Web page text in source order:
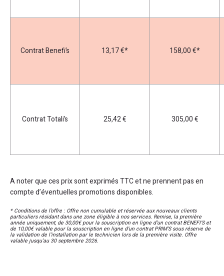
Contrat Benefi’s 13,17 €* 158,00 €*
Contrat Totali’s 25,42 € 305,00 €
A noter que ces prix sont exprimés TTC et ne prennent pas en
compte d’éventuelles promotions disponibles.
* Conditions de l’offre : Offre non cumulable et réservée aux nouveaux clients
particuliers résidant dans une zone éligible à nos services. Remise, la première
année uniquement, de 30,00€ pour la souscription en ligne d’un contrat BENEFI’S et
de 10,00€ valable pour la souscription en ligne d’un contrat PRIM’S sous réserve de
la validation de l’installation par le technicien lors de la première visite. Offre
valable jusqu’au 30 septembre 2026.